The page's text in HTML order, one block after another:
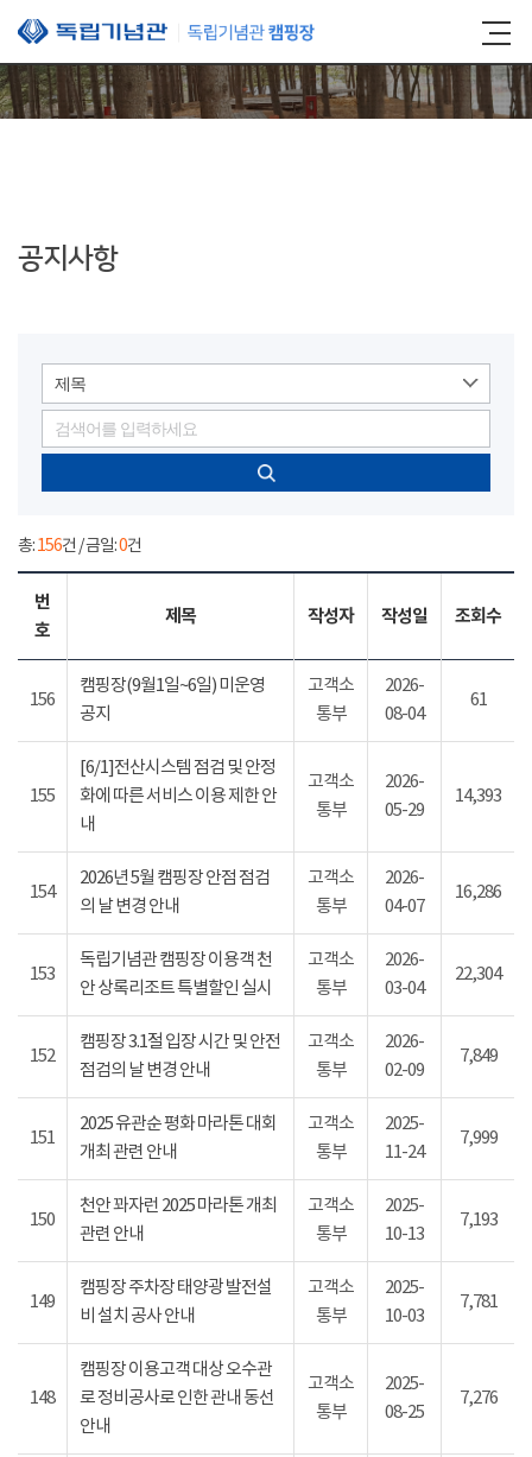
본문 바로가기
공지사항
제목
총:156건 / 금일:0건
번
호
제목 작성자 작성일 조회수
156
캠핑장(9월1일~6일) 미운영
공지
고객소
통부
2026-
08-04
61
155
[6/1]전산시스템 점검 및 안정
화에 따른 서비스 이용 제한 안
내
고객소
통부
2026-
05-29
14,393
154
2026년 5월 캠핑장 안점 점검
의 날 변경 안내
고객소
통부
2026-
04-07
16,286
153
독립기념관 캠핑장 이용객 천
안 상록리조트 특별할인 실시
고객소
통부
2026-
03-04
22,304
152
캠핑장 3.1절 입장 시간 및 안전
점검의 날 변경 안내
고객소
통부
2026-
02-09
7,849
151
2025 유관순 평화 마라톤 대회
개최 관련 안내
고객소
통부
2025-
11-24
7,999
150
천안 꽈자런 2025 마라톤 개최
관련 안내
고객소
통부
2025-
10-13
7,193
149
캠핑장 주차장 태양광 발전설
비 설치 공사 안내
고객소
통부
2025-
10-03
7,781
148
캠핑장 이용고객 대상 오수관
로 정비공사로 인한 관내 동선
안내
고객소
통부
2025-
08-25
7,276